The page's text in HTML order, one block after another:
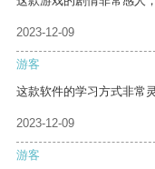
2023-12-09
游客
这款软件的学习方式非常
2023-12-09
游客